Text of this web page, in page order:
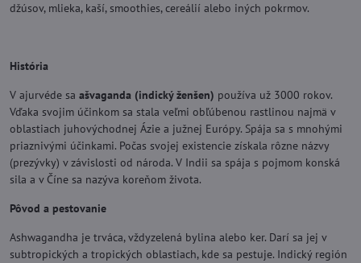
džúsov, mlieka, kaší, smoothies, cereálií alebo iných pokrmov.
História
V ajurvéde sa ašvaganda (indický ženšen) používa už 3000 rokov.
Vďaka svojim účinkom sa stala veľmi obľúbenou rastlinou najmä v
oblastiach juhovýchodnej Ázie a južnej Európy. Spája sa s mnohými
priaznivými účinkami. Počas svojej existencie získala rôzne názvy
(prezývky) v závislosti od národa. V Indii sa spája s pojmom konská
sila a v Číne sa nazýva koreňom života.
Pôvod a pestovanie
Ashwagandha je trváca, vždyzelená bylina alebo ker. Darí sa jej v
subtropických a tropických oblastiach, kde sa pestuje. Indický región